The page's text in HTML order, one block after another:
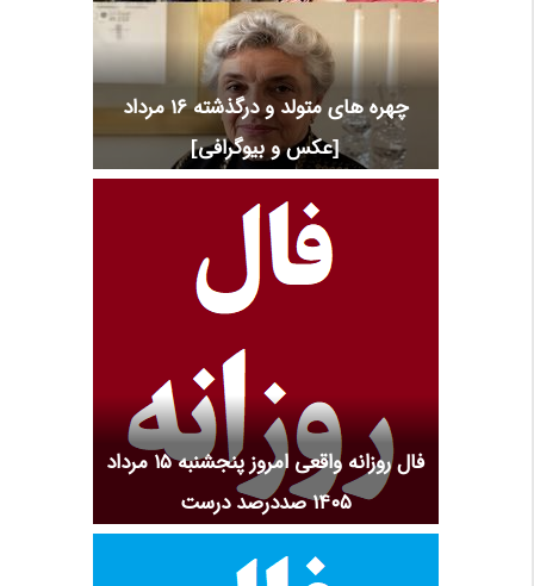
چهره های متولد و درگذشته 16 مرداد
[عکس و بیوگرافی]
فال روزانه واقعی امروز پنجشنبه ۱۵ مرداد
۱۴۰۵ صددرصد درست